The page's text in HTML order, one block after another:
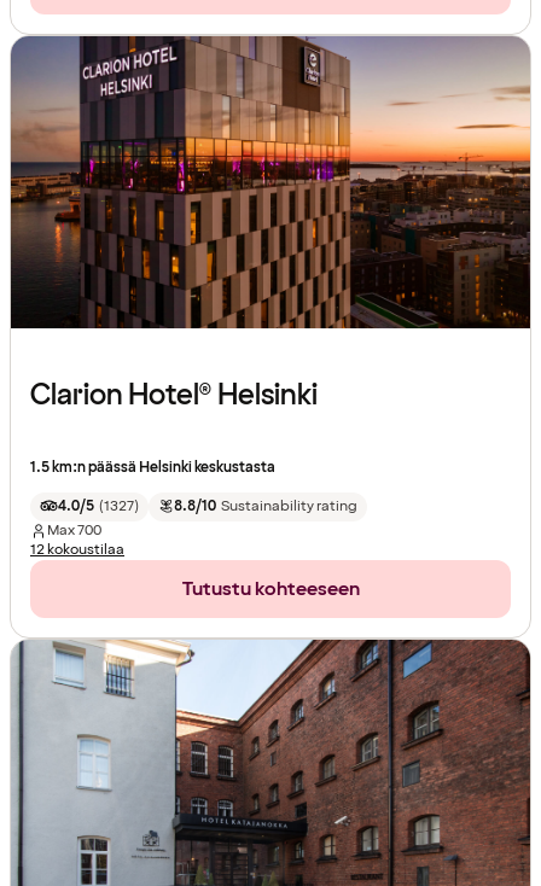
Clarion Hotel® Helsinki
1.5 km:n päässä Helsinki keskustasta
4.0/5 (1327) 8.8/10 Sustainability rating
Max700
12 kokoustilaa
Tutustu kohteeseen